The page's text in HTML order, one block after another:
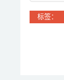
标签：